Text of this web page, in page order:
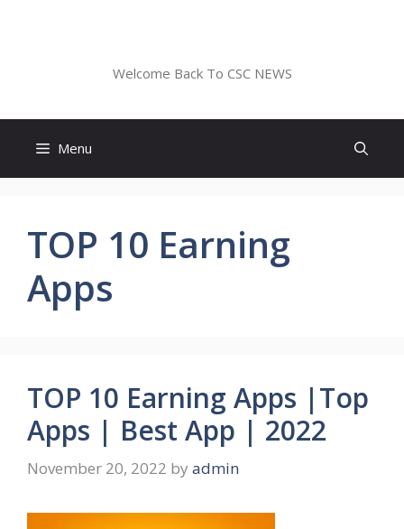
Welcome Back To CSC NEWS
Menu
TOP 10 Earning
Apps
TOP 10 Earning Apps |Top
Apps | Best App | 2022
November 20, 2022 by admin